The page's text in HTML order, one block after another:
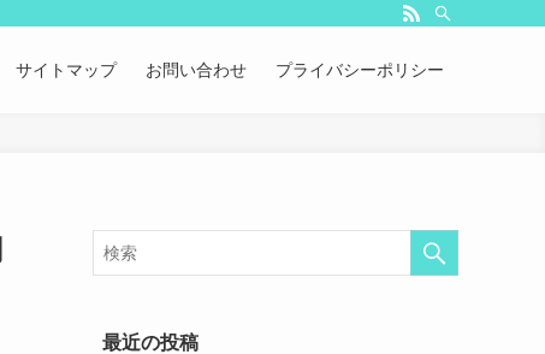
サイトマップ お問い合わせ プライバシーポリシー
最近の投稿